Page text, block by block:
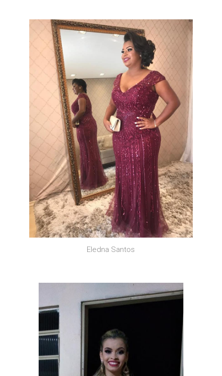
Eledna Santos